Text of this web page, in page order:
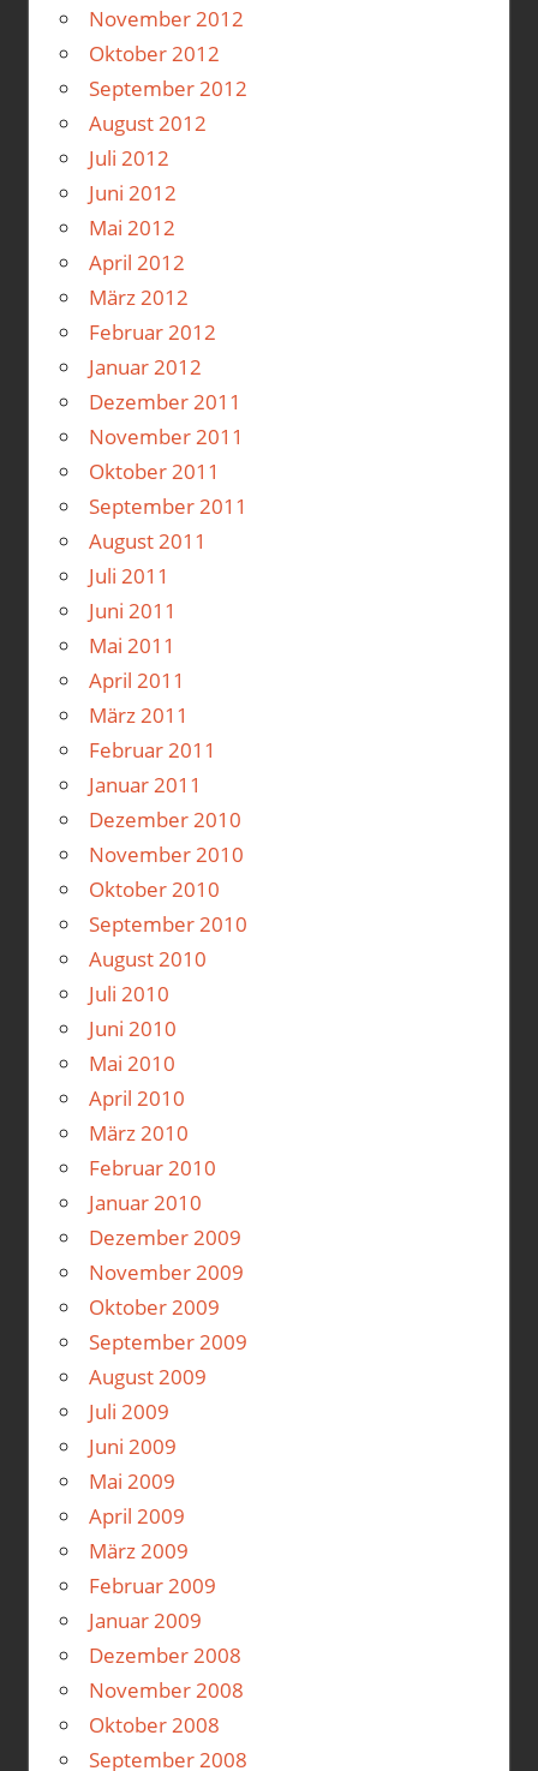
November 2012
Oktober 2012
September 2012
August 2012
Juli 2012
Juni 2012
Mai 2012
April 2012
März 2012
Februar 2012
Januar 2012
Dezember 2011
November 2011
Oktober 2011
September 2011
August 2011
Juli 2011
Juni 2011
Mai 2011
April 2011
März 2011
Februar 2011
Januar 2011
Dezember 2010
November 2010
Oktober 2010
September 2010
August 2010
Juli 2010
Juni 2010
Mai 2010
April 2010
März 2010
Februar 2010
Januar 2010
Dezember 2009
November 2009
Oktober 2009
September 2009
August 2009
Juli 2009
Juni 2009
Mai 2009
April 2009
März 2009
Februar 2009
Januar 2009
Dezember 2008
November 2008
Oktober 2008
September 2008